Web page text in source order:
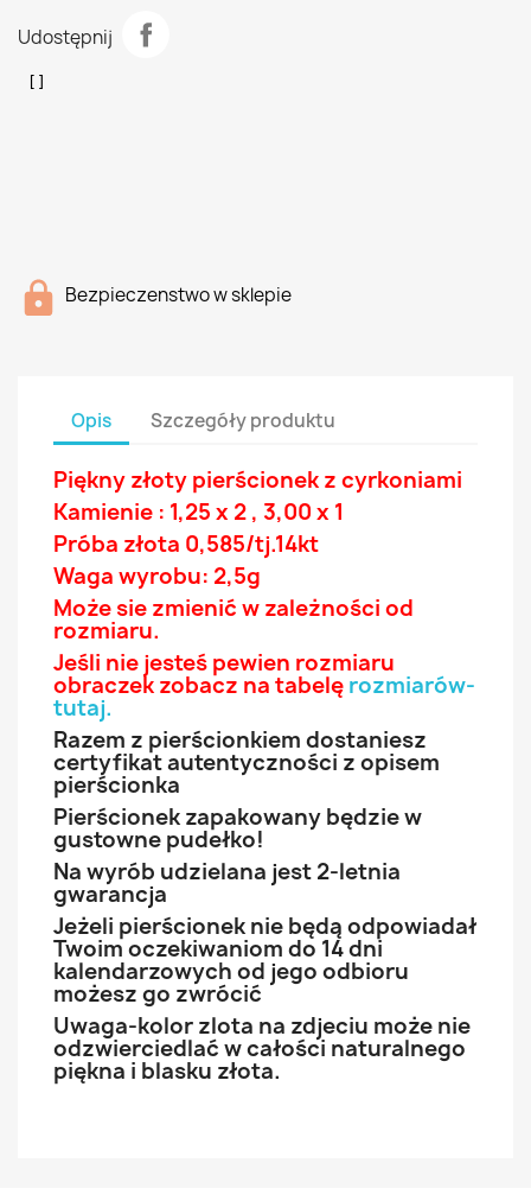
Udostępnij
Bezpieczenstwo w sklepie
Opis Szczegóły produktu
Piękny złoty pierścionek z cyrkoniami
Kamienie : 1,25 x 2 , 3,00 x 1
Próba złota 0,585/tj.14kt
Waga wyrobu: 2,5g
Może sie zmienić w zależności od
rozmiaru.
Jeśli nie jesteś pewien rozmiaru
obraczek zobacz na tabelę rozmiarów-
tutaj.
Razem z pierścionkiem dostaniesz
certyfikat autentyczności z opisem
pierścionka
Pierścionek zapakowany będzie w
gustowne pudełko!
Na wyrób udzielana jest 2-letnia
gwarancja
Jeżeli pierścionek nie będą odpowiadał
Twoim oczekiwaniom do 14 dni
kalendarzowych od jego odbioru
możesz go zwrócić
Uwaga-kolor zlota na zdjeciu może nie
odzwierciedlać w całości naturalnego
piękna i blasku złota.